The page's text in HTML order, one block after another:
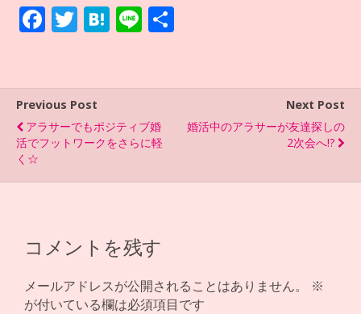
F
b
o
o
k
T
er
H
n
a
Li
Previous Post
アラサーでもポジティブ婚
活でフットワークをさらに軽
く☆
Next Post
婚活中のアラサーが友達探しの
2次会へ!?
コメントを残す
メールアドレスが公開されることはありません。
※
が付いている欄は必須項目です